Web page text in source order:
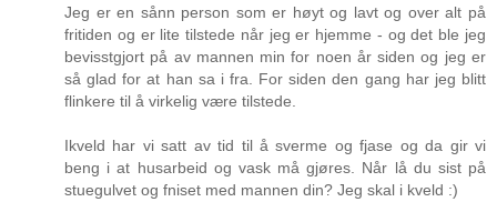
Jeg er en sånn person som er høyt og lavt og over alt på
fritiden og er lite tilstede når jeg er hjemme - og det ble jeg
bevisstgjort på av mannen min for noen år siden og jeg er
så glad for at han sa i fra. For siden den gang har jeg blitt
flinkere til å virkelig være tilstede.
Ikveld har vi satt av tid til å sverme og fjase og da gir vi
beng i at husarbeid og vask må gjøres. Når lå du sist på
stuegulvet og fniset med mannen din? Jeg skal i kveld :)